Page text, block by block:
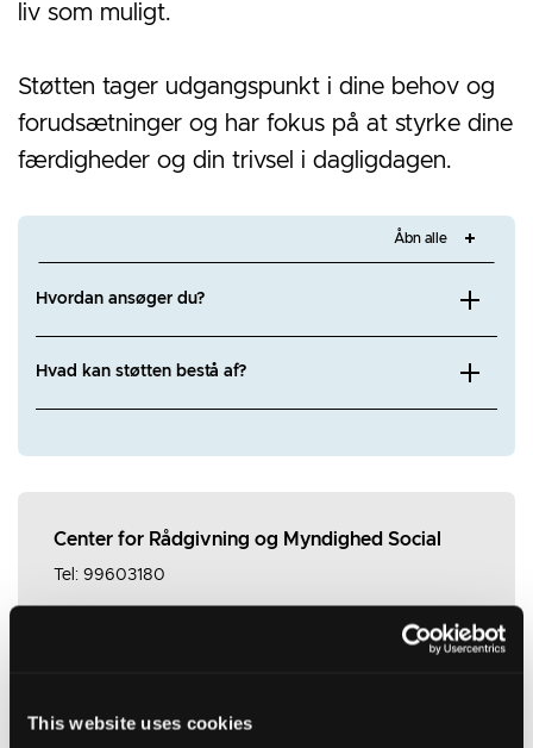
This website uses cookies
liv som muligt.
Støtten tager udgangspunkt i dine behov og
forudsætninger og har fokus på at styrke dine
færdigheder og din trivsel i dagligdagen.
Åbn alle
Hvordan ansøger du?
Hvad kan støtten bestå af?
Center for Rådgivning og Myndighed Social
Tel: 99603180
brande.dk